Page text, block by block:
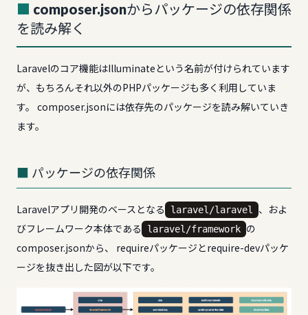
composer.jsonからパッケージの依存関係
を読み解く
Laravelのコア機能はIlluminateという名前が付けられています
が、もちろんそれ以外のPHPパッケージも多く利用していま
す。 composer.jsonには依存先のパッケージを読み解いていき
ます。
パッケージの依存関係
Laravelアプリ開発のベースとなる laravel/laravel
、およ
びフレームワーク本体である
laravel/framework の
composer.jsonから、 requireパッケージとrequire-devパッケ
ージを抜き出した図が以下です。